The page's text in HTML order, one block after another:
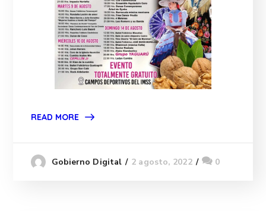
READ MORE
Gobierno Digital 2 agosto, 2022 0